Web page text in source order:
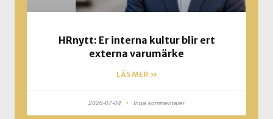
HRnytt: Er interna kultur blir ert
externa varumärke
LÄS MER »
2026-07-04 Inga kommentarer